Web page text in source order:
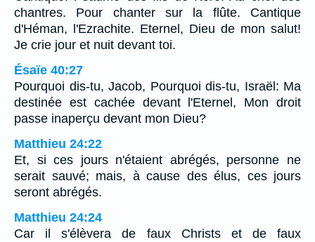
chantres. Pour chanter sur la flûte. Cantique
d'Héman, l'Ezrachite. Eternel, Dieu de mon salut!
Je crie jour et nuit devant toi.
Ésaïe 40:27
Pourquoi dis-tu, Jacob, Pourquoi dis-tu, Israël: Ma
destinée est cachée devant l'Eternel, Mon droit
passe inaperçu devant mon Dieu?
Matthieu 24:22
Et, si ces jours n'étaient abrégés, personne ne
serait sauvé; mais, à cause des élus, ces jours
seront abrégés.
Matthieu 24:24
Car il s'élèvera de faux Christs et de faux